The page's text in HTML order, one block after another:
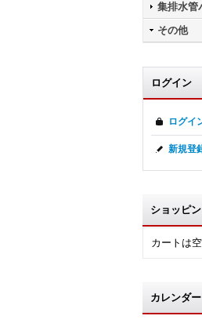
集排水管
その他
ログイン
ログイ
新規登
ショッピ
カートは空
カレンダー